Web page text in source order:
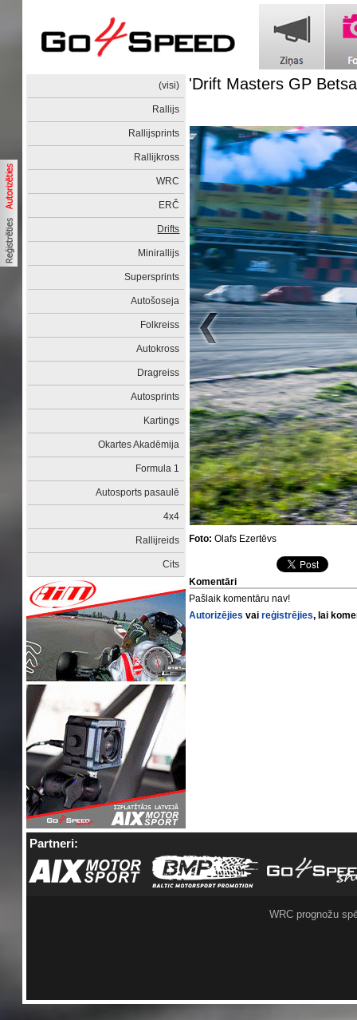
(visi)
Rallijs
Rallijsprints
Rallijkross
WRC
ERČ
Drifts
Minirallijs
Supersprints
Autošoseja
Folkreiss
Autokross
Dragreiss
Autosprints
Kartings
Okartes Akadēmija
Formula 1
Autosports pasaulē
4x4
Rallijreids
Cits
'Drift Masters GP
Foto: Olafs Ezertēvs
Komentāri
Pašlaik komentāru nav!
Autorizējies vaireģistrējies, lai
Partneri:
WRC prognožu